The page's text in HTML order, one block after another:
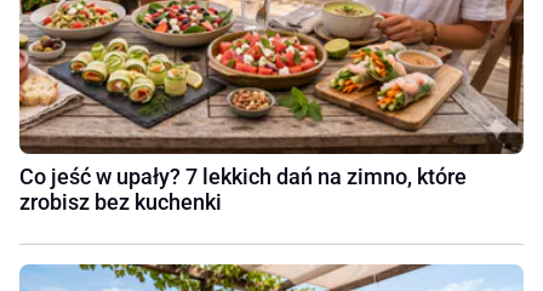
Co jeść w upały? 7 lekkich dań na zimno, które
zrobisz bez kuchenki